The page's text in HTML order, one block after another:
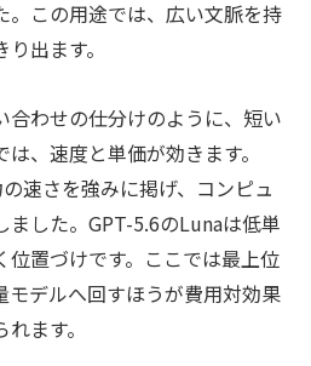
。この用途では、広い文脈を持
出ます。
合わせの仕分けのように、短い
、速度と単価が効きます。
速さを強みに掲げ、コンピュ
ました。GPT-5.6のLunaは低単
位置づけです。ここでは最上位
モデルへ回すほうが費用対効果
ます。